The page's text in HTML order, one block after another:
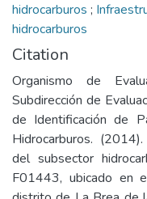
hidrocarburos ;
hidrocarburos
Citation
Organismo de
Subdirección de
de Identificación de
Hidrocarburos.
del subsector
F01443, ubicado en